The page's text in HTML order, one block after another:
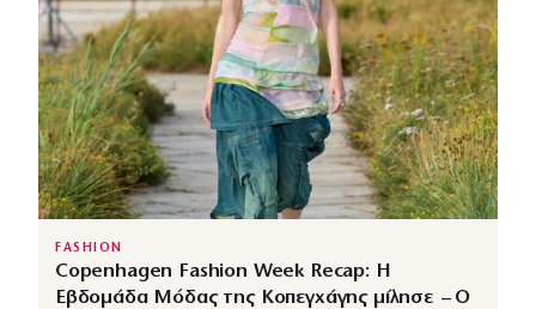
FASHION
Copenhagen Fashion Week Recap: Η
Εβδομάδα Μόδας της Κοπεγχάγης μίλησε – Ο